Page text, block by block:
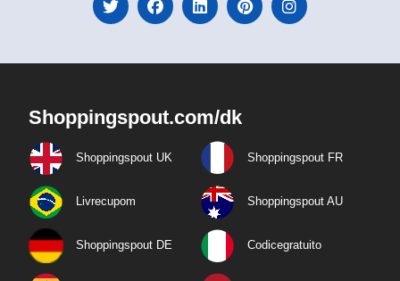
Shoppingspout.com/dk
Shoppingspout UK Shoppingspout FR
Livrecupom Shoppingspout AU
Shoppingspout DE Codicegratuito